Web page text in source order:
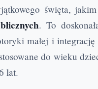
święta,
. To
małej i
do wieku
lat.